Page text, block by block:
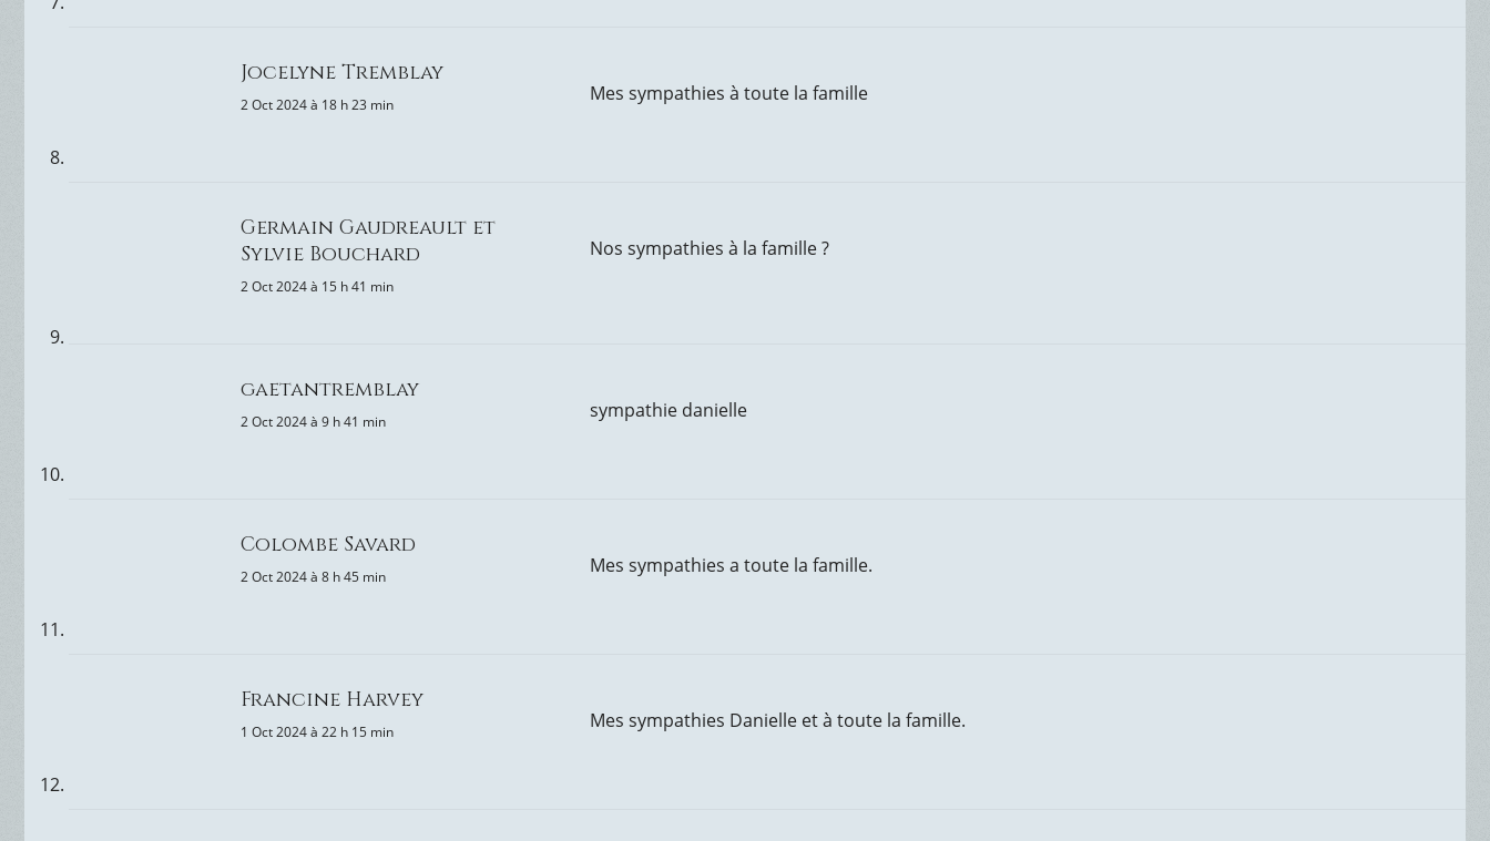
Jocelyne Tremblay
2 Oct 2024 à 18 h 23 min Mes sympathies à toute la famille
Germain Gaudreault et
Sylvie Bouchard
2 Oct 2024 à 15 h 41 min
Nos sympathies à la famille ?
gaetantremblay
2 Oct 2024 à 9 h 41 min sympathie danielle
Colombe Savard
2 Oct 2024 à 8 h 45 min Mes sympathies a toute la famille.
Francine Harvey
1 Oct 2024 à 22 h 15 min Mes sympathies Danielle et à toute la famille.